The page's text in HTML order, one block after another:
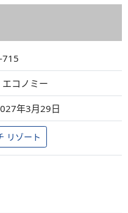
715
エコノミー
年3月29日
リゾート